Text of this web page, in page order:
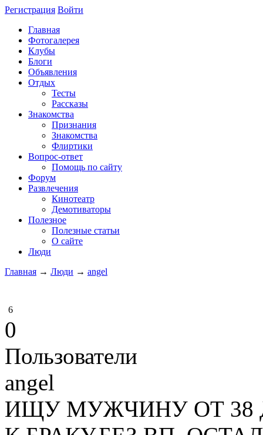
Регистрация Войти
Главная
Фотогалерея
Клубы
Блоги
Объявления
Отдых
Тесты
Рассказы
Знакомства
Признания
Знакомства
Флиртики
Вопрос-ответ
Помощь по сайту
Форум
Развлечения
Кинотеатр
Демотиваторы
Полезное
Полезные статьи
О сайте
Люди
Главная → Люди → angel
6
0
Пользователи
angel
ИЩУ МУЖЧИНУ ОТ 38